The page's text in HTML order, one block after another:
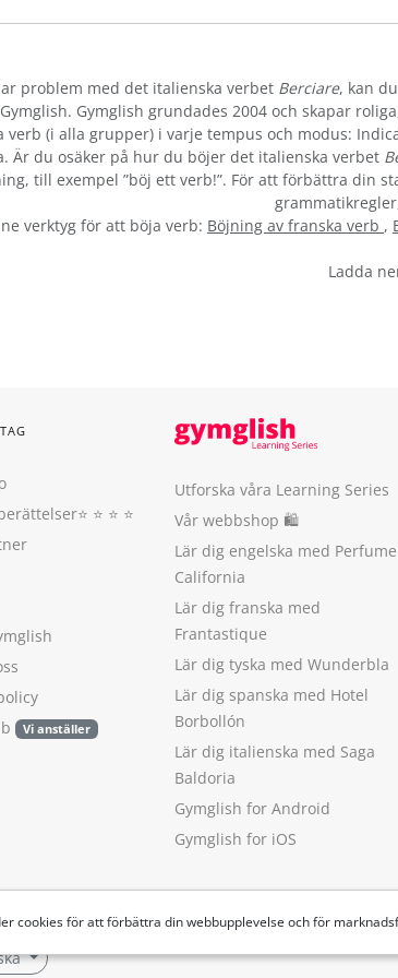
problem med det italienska verbet Berciare, kan
Gymglish grundades 2004 och skapar
verb (i alla grupper) i varje tempus och modus:
Är du osäker på hur du böjer det italienska verbet
till exempel ”böj ett verb!”. För att förbättra din
verktyg för att böja verb: Böjning av franska verb ,
Ladda
cookies för att förbättra din webbupplevelse och för
⭐️ ⭐️ ⭐️ ⭐️
Vi anställer
Utforska våra Learning Series
Vår webbshop 🛍
Lär dig engelska med Perfume
California
Lär dig franska med
Frantastique
Lär dig tyska med Wunderbla
Lär dig spanska med Hotel
Borbollón
Lär dig italienska med Saga
Baldoria
Gymglish for Android
Gymglish for iOS